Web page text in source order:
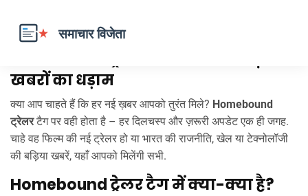
Homebound ट्रेलर – आपके लिए ताज़ा
खबरों का धड़ाम
क्या आप चाहते हैं कि हर नई ख़बर आपको तुरंत मिले? Homebound
ट्रेलरटैग पर वही होता है – हर दिलचस्प और ज़रूरी अपडेट एक ही जगह.
चाहे वह फिल्म की नई ट्रेलर हो या भारत की राजनीति, खेल या टेक्नोलॉजी
की बड़िया खबरें, यहाँ आपको मिलेंगी सभी.
Homebound ट्रेलर टैग में क्या-क्या है?